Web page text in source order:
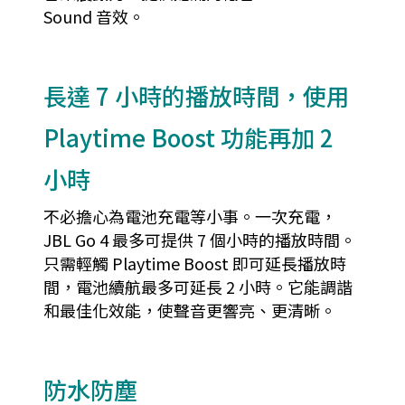
Sound 音效。
長達 7 小時的播放時間，使用
Playtime Boost 功能再加 2
小時
不必擔心為電池充電等小事。一次充電，
JBL Go 4 最多可提供 7 個小時的播放時間。
只需輕觸 Playtime Boost 即可延長播放時
間，電池續航最多可延長 2 小時。它能調諧
和最佳化效能，使聲音更響亮、更清晰。
防水防塵